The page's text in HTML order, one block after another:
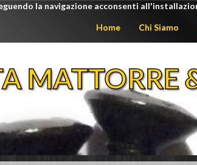
la navigazione acconsenti
Home Chi Siamo
MATTORRE